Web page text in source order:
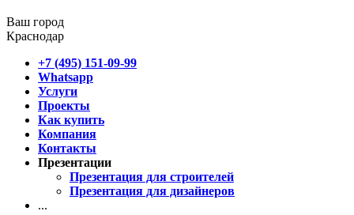
Ваш город
Краснодар
+7 (495) 151-09-99
Whatsapp
Услуги
Проекты
Как купить
Компания
Контакты
Презентации
Презентация для строителей
Презентация для дизайнеров
...